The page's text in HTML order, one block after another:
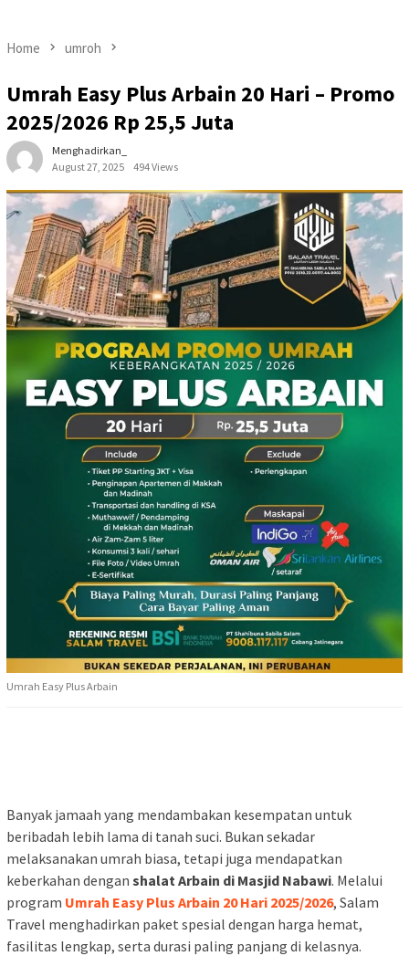
Home umroh
Umrah Easy Plus Arbain 20 Hari – Promo
2025/2026 Rp 25,5 Juta
Menghadirkan_
August 27, 2025
494 Views
Umrah Easy Plus Arbain
Banyak jamaah yang mendambakan kesempatan untuk
beribadah lebih lama di tanah suci. Bukan sekadar
melaksanakan umrah biasa, tetapi juga mendapatkan
keberkahan dengan shalat Arbain di Masjid Nabawi. Melalui
program Umrah Easy Plus Arbain 20 Hari 2025/2026, Salam
Travel menghadirkan paket spesial dengan harga hemat,
fasilitas lengkap, serta durasi paling panjang di kelasnya.